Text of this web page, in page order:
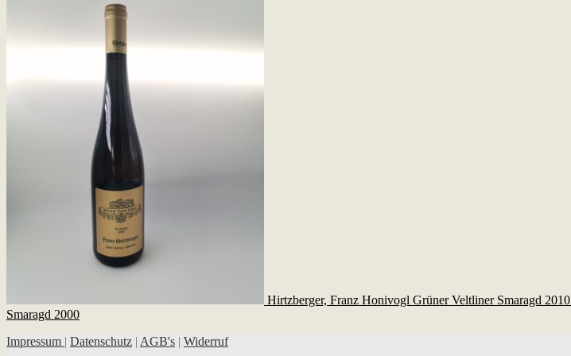
Hirtzberger, Franz Honivogl Grüner Veltliner Smaragd 2010
Smaragd 2000
Impressum | Datenschutz | AGB's | Widerruf